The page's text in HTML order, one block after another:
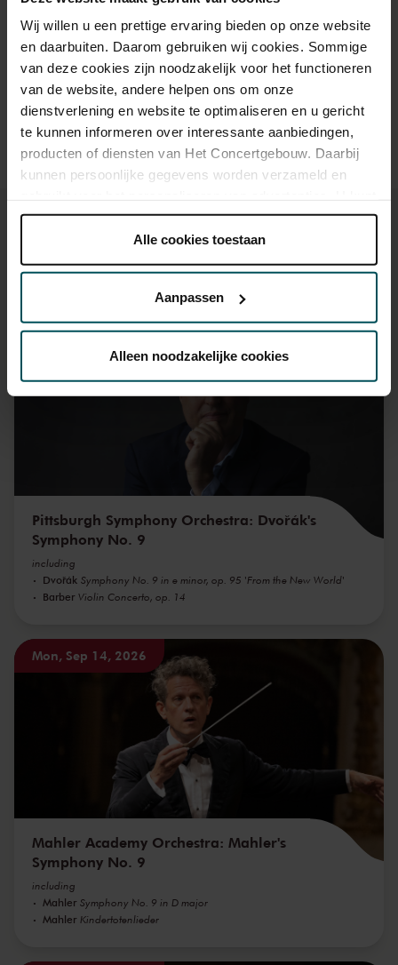
Wij willen u een prettige ervaring bieden op onze website
en daarbuiten. Daarom gebruiken wij cookies. Sommige
van deze cookies zijn noodzakelijk voor het functioneren
van de website, andere helpen ons om onze
dienstverlening en website te optimaliseren en u gericht
te kunnen informeren over interessante aanbiedingen,
producten of diensten van Het Concertgebouw. Daarbij
kunnen persoonlijke gegevens worden verzameld en
onder 'aanpassen' zelf welke cookies wij mogen
Lees onze cookieverklaring hier. Lees onze
Via decookieverklaringop onze website kunt u uw
kunnen ontvangen en verwerken.
Alle cookies toestaan
Aanpassen
Alleen noodzakelijke cookies
Drinks are included in the price of admission. Are you under
30 years of age? Sprint tickets are available 4 hours in
advance via the online ordering process. More information
about sprint tickets<
Prices do not include transaction fee: € 5 per order.
You might also like:
Mon, Sep 7, 2026
Pittsburgh Symphony Orchestra: Dvořák's
Symphony No. 9
including
Dvořák Symphony No. 9 in e minor, op. 95 'From the New World'
Barber Violin Concerto, op. 14
Mon, Sep 14, 2026
Mahler Academy Orchestra: Mahler's
Symphony No. 9
including
Mahler Symphony No. 9 in D major
Mahler Kindertotenlieder